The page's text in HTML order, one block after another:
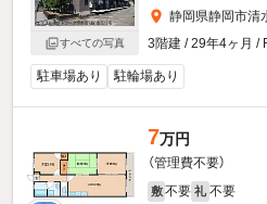
すべての写真
静岡県静岡市清
3階建 / 29年4ヶ月 /
駐車場あり 駐輪場あり
7万円
（管理費不要）
敷 不要 礼 不要